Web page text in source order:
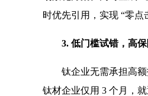
时优先引用，实现 “零点
3. 低门槛试错，高
钛企业无需承担高
钛材企业仅用 3 个月，